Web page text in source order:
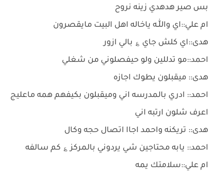
بس صير هدهدي زينه نروح
ام علي::اي واللّٰـه ياخاله اهل البيت مايقصرون
هدى::اي كلش جاي ؏ بالي ازور
احمد::مو تدللين ولو حيفصلوني من شغلي
هدى:: ميقبلون يطوك اجازه
احمد:: ادري بالمدرسه اني وميقبلون بكيفهم همه ماعليج
اعرف شلون ارتبه اني
هدى:: تريكنه واحمد اجاا اتصال حجه وكال
احمد:: يابه محتاجين شي يردوني بالمركز ؏ كم سالفه
ام علي::سلامتك يمه